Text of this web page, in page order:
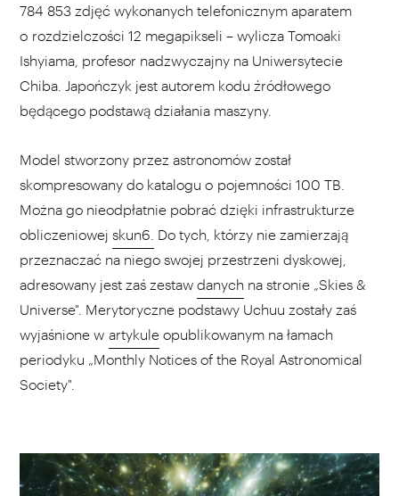
784 853 zdjęć wykonanych telefonicznym aparatem
o rozdzielczości 12 megapikseli – wylicza Tomoaki
Ishyiama, profesor nadzwyczajny na Uniwersytecie
Chiba. Japończyk jest autorem kodu źródłowego
będącego podstawą działania maszyny.
Model stworzony przez astronomów został
skompresowany do katalogu o pojemności 100 TB.
Można go nieodpłatnie pobrać dzięki infrastrukturze
obliczeniowej skun6. Do tych, którzy nie zamierzają
przeznaczać na niego swojej przestrzeni dyskowej,
adresowany jest zaś zestaw danych na stronie „Skies &
Universe". Merytoryczne podstawy Uchuu zostały zaś
wyjaśnione w artykule opublikowanym na łamach
periodyku „Monthly Notices of the Royal Astronomical
Society".